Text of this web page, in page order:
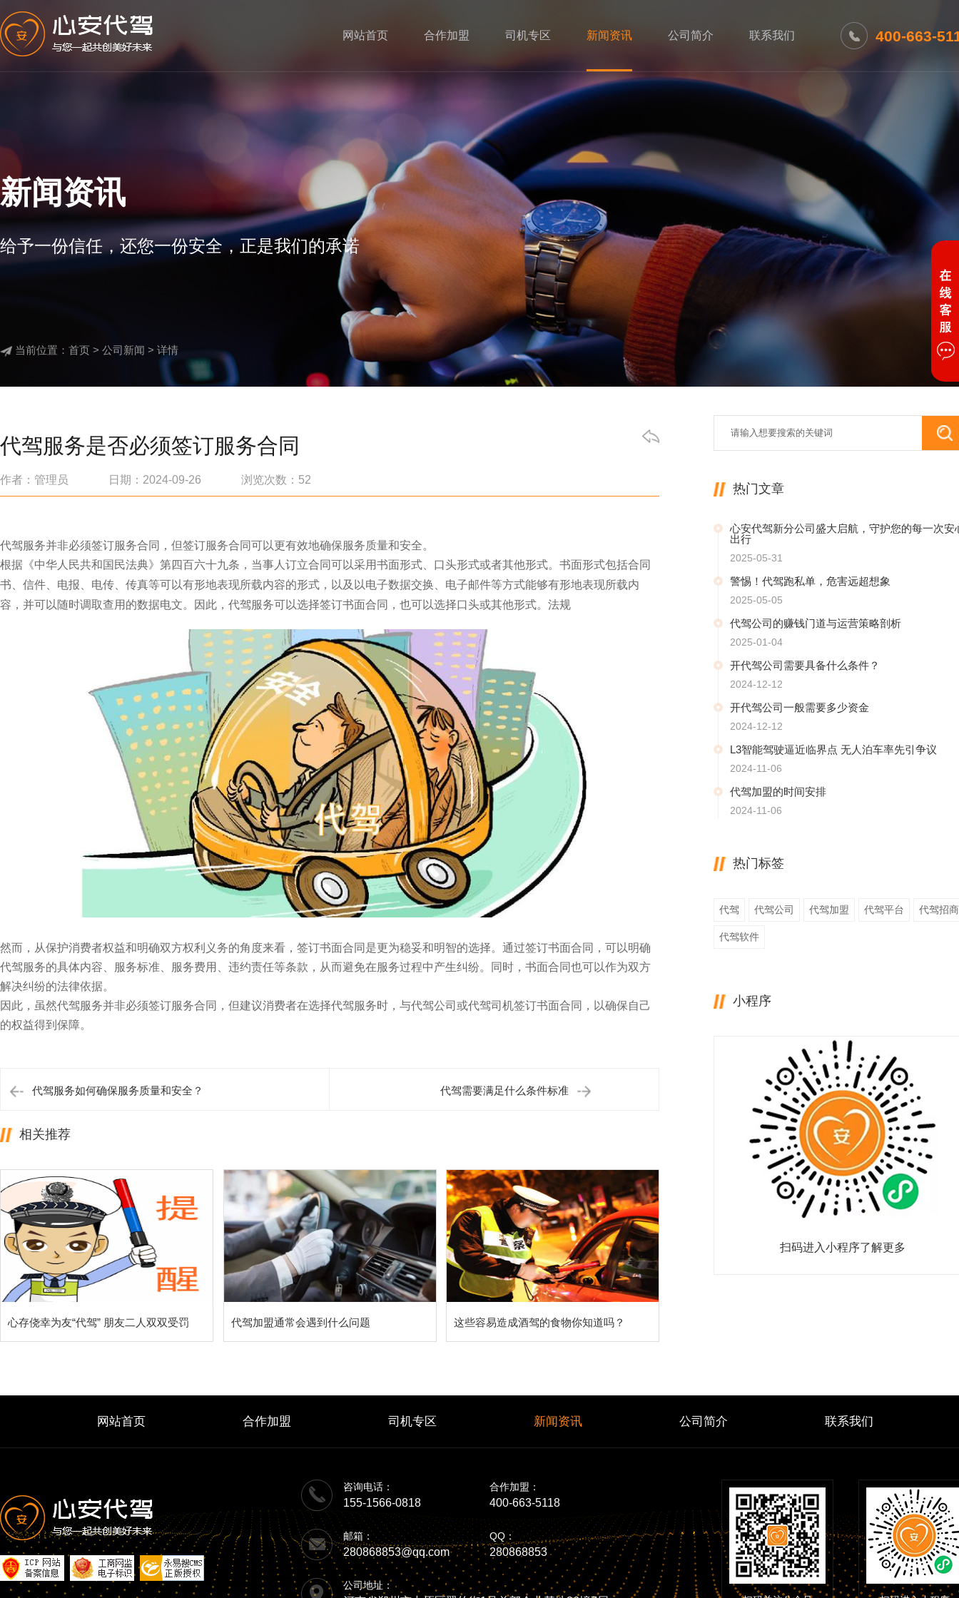
网站首页 合作加盟 司机专区 新闻资讯 公司简介 联系我们 400-663-
新闻资讯
给予一份信任，还您一份安全，正是我们的承诺
当前位置： 首页 > 公司新闻 > 详情
代驾服务是否必须签订服务合同
作者：管理员 日期：2024-09-26 浏览次数： 52
代驾服务并非必须签订服务合同，但签订服务合同可以更有效地确保服务质量和安全。
根据《中华人民共和国民法典》第四百六十九条，当事人订立合同可以采用书面形式、口头形式或者其他形式。书面形式包括合同
书、信件、电报、电传、传真等可以有形地表现所载内容的形式，以及以电子数据交换、电子邮件等方式能够有形地表现所载内
容，并可以随时调取查用的数据电文。因此，代驾服务可以选择签订书面合同，也可以选择口头或其他形式。法规
然而，从保护消费者权益和明确双方权利义务的角度来看，签订书面合同是更为稳妥和明智的选择。通过签订书面合同，可以明确
代驾服务的具体内容、服务标准、服务费用、违约责任等条款，从而避免在服务过程中产生纠纷。同时，书面合同也可以作为双方
解决纠纷的法律依据。
因此，虽然代驾服务并非必须签订服务合同，但建议消费者在选择代驾服务时，与代驾公司或代驾司机签订书面合同，以确保自己
的权益得到保障。
代驾服务如何确保服务质量和安全？ 代驾需要满足什么条件标准
相关推荐
心存侥幸为友“代驾” 朋友二人双双受罚 代驾加盟通常会遇到什么问题 这些容易造成酒驾的食物你知道吗？
热门文章
心安代驾新分公司盛大启航，守护您的每一次安
出行
2025-05-31
警惕！代驾跑私单，危害远超想象
2025-05-05
代驾公司的赚钱门道与运营策略剖析
2025-01-04
开代驾公司需要具备什么条件？
2024-12-12
开代驾公司一般需要多少资金
2024-12-12
L3智能驾驶逼近临界点 无人泊车率先引争议
2024-11-06
代驾加盟的时间安排
2024-11-06
热门标签
代驾 代驾公司 代驾加盟 代驾平台 代驾招商
代驾软件
小程序
扫码进入小程序了解更多
网站首页 合作加盟 司机专区 新闻资讯 公司简介 联系我们
咨询电话：
155-1566-0818
合作加盟：
400-663-5118
邮箱：
280868853@qq.com
QQ：
280868853
公司地址：